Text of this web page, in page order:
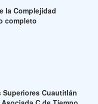
la Complejidad
completo
Cuautitlán